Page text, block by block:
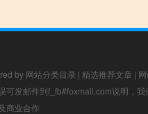
by 网站分类目录 | 精选推荐文章 |
可发邮件到f_fb#foxmail.com说明，
商业合作